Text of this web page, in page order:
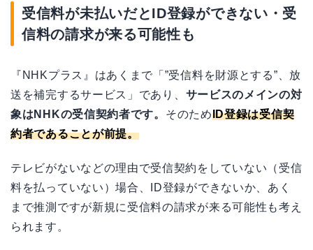
受信料が未払いだとID登録ができない・受
信料の請求が来る可能性も
『NHKプラス』はあくまで「”受信料を財源とする”、放
送を補完するサービス」であり、 サービスのメインの対
象はNHKの受信契約者です。 そのためID登録は受信契
約者であることが前提。
テレビがないなどの理由で受信契約をしていない（受信
料を払っていない）場合、ID登録ができないか、あく
まで推測ですが新規に受信料の請求が来る可能性も考え
られます。